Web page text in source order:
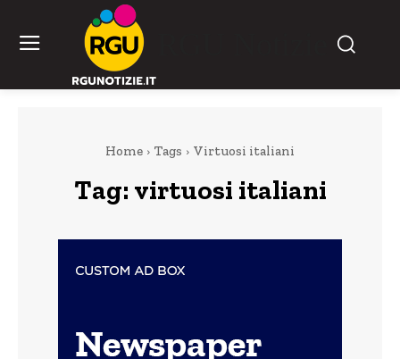
Home Tags Virtuosi italiani
Tag: virtuosi italiani